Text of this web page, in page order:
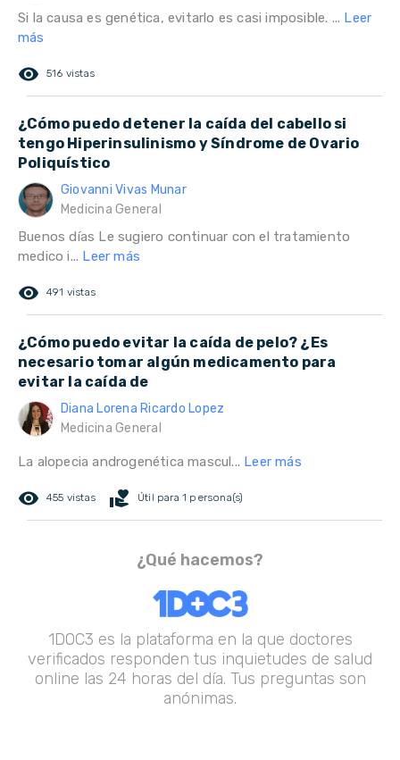
Si la causa es genética, evitarlo es casi imposible. ... Leer
más
remove_red_eye 516 vistas
¿Cómo puedo detener la caída del cabello si
tengo Hiperinsulinismo y Síndrome de Ovario
Poliquístico
Giovanni Vivas Munar
Medicina General
Buenos días Le sugiero continuar con el tratamiento
medico i... Leer más
remove_red_eye 491 vistas
¿Cómo puedo evitar la caída de pelo? ¿Es
necesario tomar algún medicamento para
evitar la caída de
Diana Lorena Ricardo Lopez
Medicina General
La alopecia androgenética mascul... Leer más
remove_red_eye 455 vistas volunteer_activism Útil para 1 persona(s)
¿Qué hacemos?
1DOC3 es la plataforma en la que doctores
verificados responden tus inquietudes de salud
online las 24 horas del día. Tus preguntas son
anónimas.